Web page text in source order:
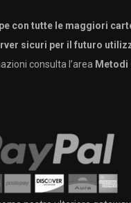
con tutte le maggiori
sicuri per il futuro
consulta l’area Metodi